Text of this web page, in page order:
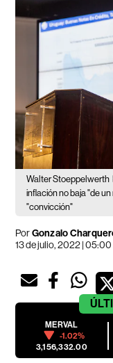
Walter Stoeppelwerth
inflación no baja "de
"convicción"
PorGonzalo
13 de julio, 2022 | 05:00
MERVAL
-1.02%
3,156,332.00